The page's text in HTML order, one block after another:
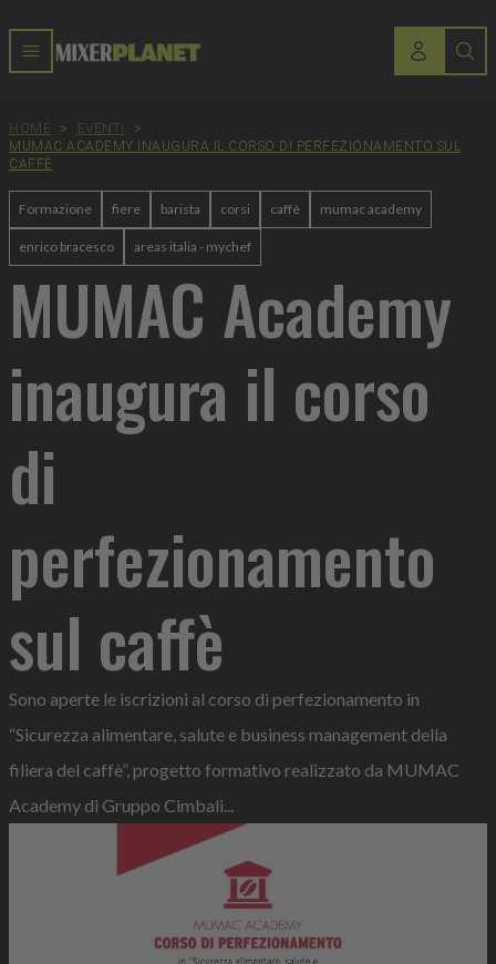
HOME > EVENTI
>
MUMAC ACADEMY INAUGURA IL CORSO DI PERFEZIONAMENTO SUL
CAFFÈ
Formazione fiere barista corsi caffè mumac academy
enrico bracesco areas italia - mychef
MUMAC Academy
inaugura il corso
di
perfezionamento
sul caffè
Sono aperte le iscrizioni al corso di perfezionamento in
“Sicurezza alimentare, salute e business management della
filiera del caffè”, progetto formativo realizzato da MUMAC
Academy di Gruppo Cimbali...